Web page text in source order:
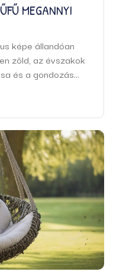
MEGANNYI
képe állandóan
zöld, az évszakok
és a gondozás
növények, mint
népszerűek a
egy új játékos ...